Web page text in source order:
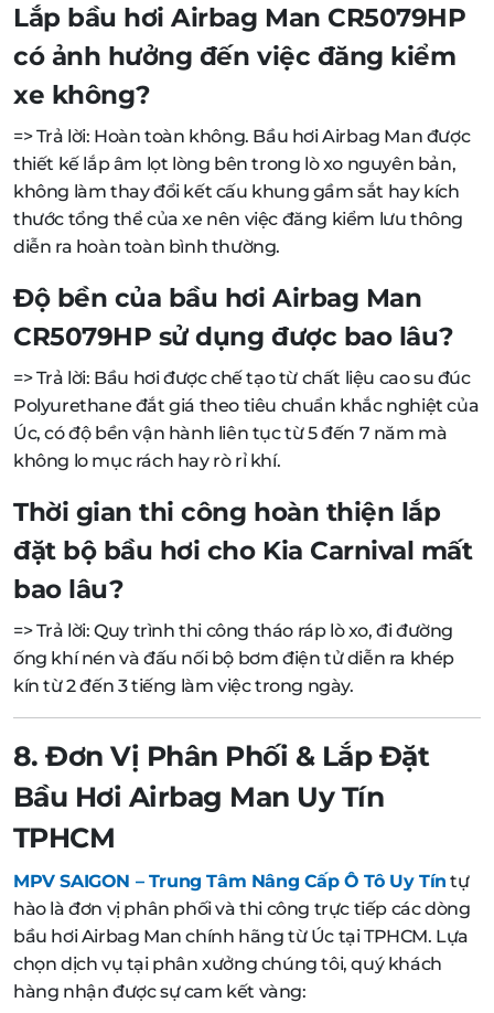
Lắp bầu hơi Airbag Man CR5079HP
có ảnh hưởng đến việc đăng kiểm
xe không?
=> Trả lời: Hoàn toàn không. Bầu hơi Airbag Man được
thiết kế lắp âm lọt lòng bên trong lò xo nguyên bản,
không làm thay đổi kết cấu khung gầm sắt hay kích
thước tổng thể của xe nên việc đăng kiểm lưu thông
diễn ra hoàn toàn bình thường.
Độ bền của bầu hơi Airbag Man
CR5079HP sử dụng được bao lâu?
=> Trả lời: Bầu hơi được chế tạo từ chất liệu cao su đúc
Polyurethane đắt giá theo tiêu chuẩn khắc nghiệt của
Úc, có độ bền vận hành liên tục từ 5 đến 7 năm mà
không lo mục rách hay rò rỉ khí.
Thời gian thi công hoàn thiện lắp
đặt bộ bầu hơi cho Kia Carnival mất
bao lâu?
=> Trả lời: Quy trình thi công tháo ráp lò xo, đi đường
ống khí nén và đấu nối bộ bơm điện tử diễn ra khép
kín từ 2 đến 3 tiếng làm việc trong ngày.
8. Đơn Vị Phân Phối & Lắp Đặt
Bầu Hơi Airbag Man Uy Tín
TPHCM
MPV SAIGON – Trung Tâm Nâng Cấp Ô Tô Uy Tín tự
hào là đơn vị phân phối và thi công trực tiếp các dòng
bầu hơi Airbag Man chính hãng từ Úc tại TPHCM. Lựa
chọn dịch vụ tại phân xưởng chúng tôi, quý khách
hàng nhận được sự cam kết vàng: